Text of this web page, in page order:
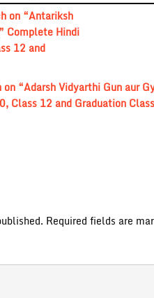
on “Antariksh
Complete Hindi
12 and
“Adarsh Vidyarthi Gun aur
Class 12 and Graduation
Required fields are